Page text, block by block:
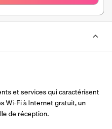
et services qui caractérisent
Wi-Fi à Internet gratuit, un
de réception.